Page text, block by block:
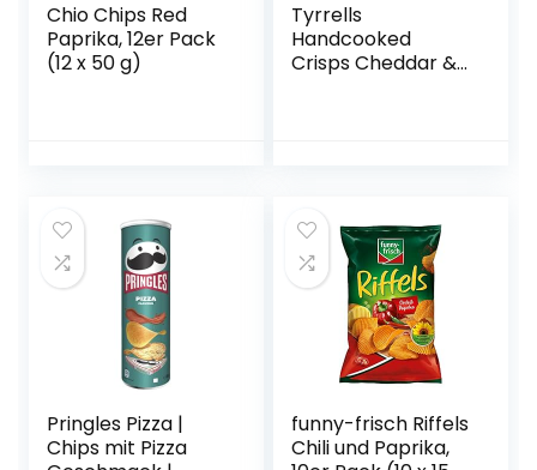
Chio Chips Red
Paprika, 12er Pack
(12 x 50 g)
Tyrrells
Handcooked
Crisps Cheddar &
Pringles Pizza |
Chips mit Pizza
funny-frisch Riffels
Chili und Paprika,